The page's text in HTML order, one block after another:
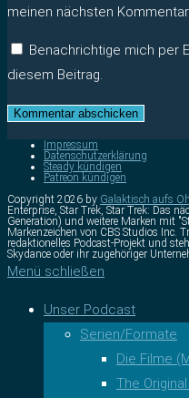
meinen nächsten
Benachrichtige mich per
diesem Beitrag.
Impressum
Datenschutzerklärung
Steady kündigen
Patreon kündigen
Copyright 2026 by Galaktisch aufs
Enterprise, Star Trek, Star Trek: Das
Generation) und weitere Marken mit
Markenzeichen von CBS Studios Inc.
redaktionelles Podcast-Projekt und
Skydance oder ihr zugehöriger
Menü schließen
Unser Podcast
Serien/Formate
Die Filme
The